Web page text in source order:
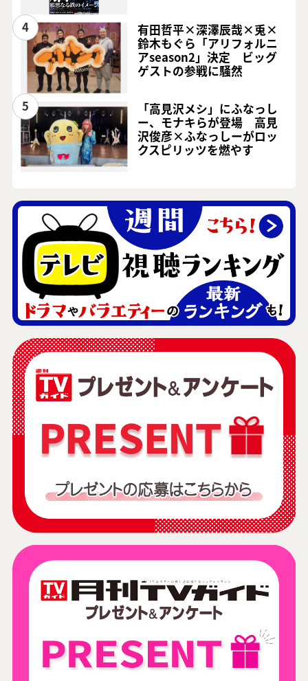
4
有田哲平×深澤辰哉×兎×
鈴木もぐら「アリフォルニ
アseason2」決定 ビッグ
ゲストの参戦に騒然
5
「高見沢メシ」にふなっし
ー、モナキらが登場 高見
沢俊彦×ふなっしーがロッ
クスピリッツを燃やす